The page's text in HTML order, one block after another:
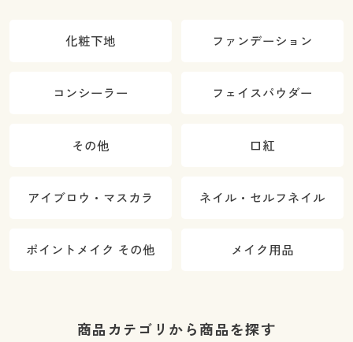
化粧下地 ファンデーション
コンシーラー フェイスパウダー
その他 口紅
アイブロウ・マスカラ ネイル・セルフネイル
ポイントメイク その他 メイク用品
商品カテゴリから商品を探す